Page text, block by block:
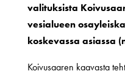
valituksista
vesialueen
koskevassa asiassa
Koivusaaren kaavasta